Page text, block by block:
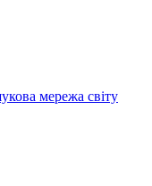
мережа світу